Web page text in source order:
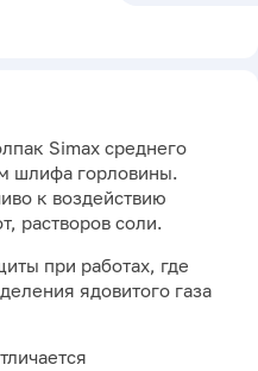
Simax среднего
шлифа горловины.
к воздействию
растворов соли.
при работах, где
ядовитого газа